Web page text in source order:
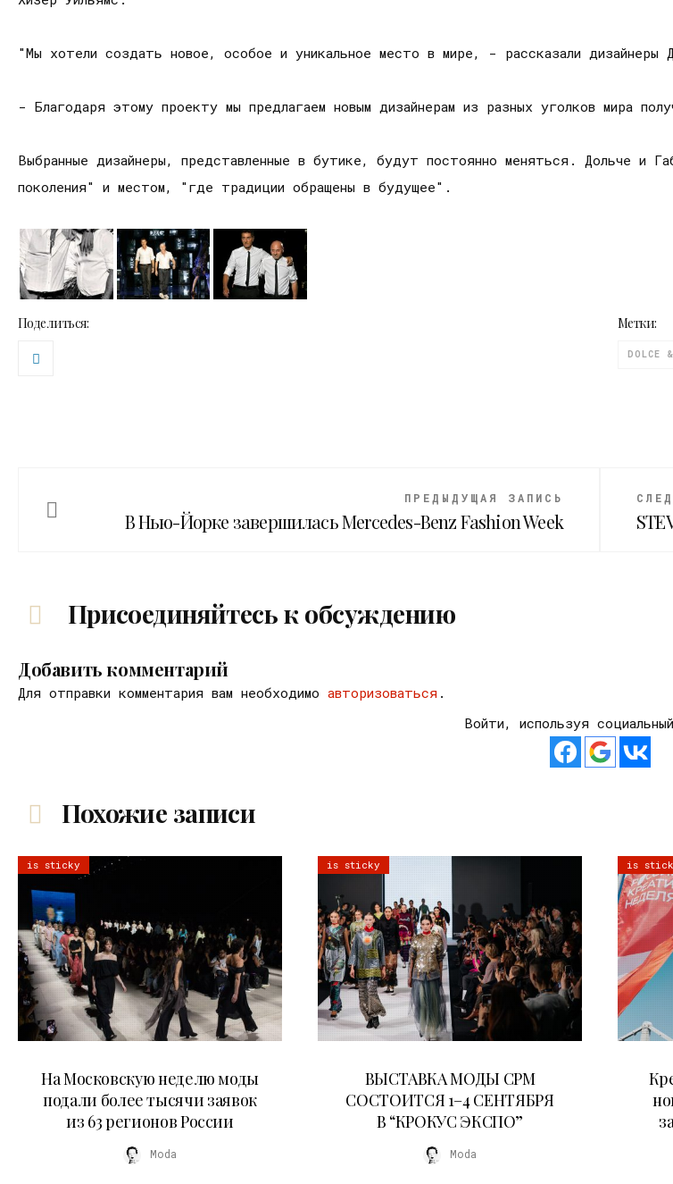
"Мы хотели создать новое, особое и уникальное место в мире, - рассказали дизайнеры
- Благодаря этому проекту мы предлагаем новым дизайнерам из разных уголков мира
Выбранные дизайнеры, представленные в бутике, будут постоянно меняться. Дольче и
поколения" и местом, "где традиции обращены в будущее".
Поделиться: Метки:
DOLCE
ПРЕДЫДУЩАЯ ЗАПИСЬ
В Нью-Йорке завершилась Mercedes-Benz Fashion Week
Присоединяйтесь к обсуждению
Добавить комментарий
Для отправки комментария вам необходимо авторизоваться .
Войти, используя
Похожие записи
is sticky
На Московскую неделю моды
подали более тысячи заявок
из 63 регионов России
Moda
is sticky
ВЫСТАВКА МОДЫ CPM
СОСТОИТСЯ 1–4 СЕНТЯБРЯ
В “КРОКУС ЭКСПО”
Moda
is